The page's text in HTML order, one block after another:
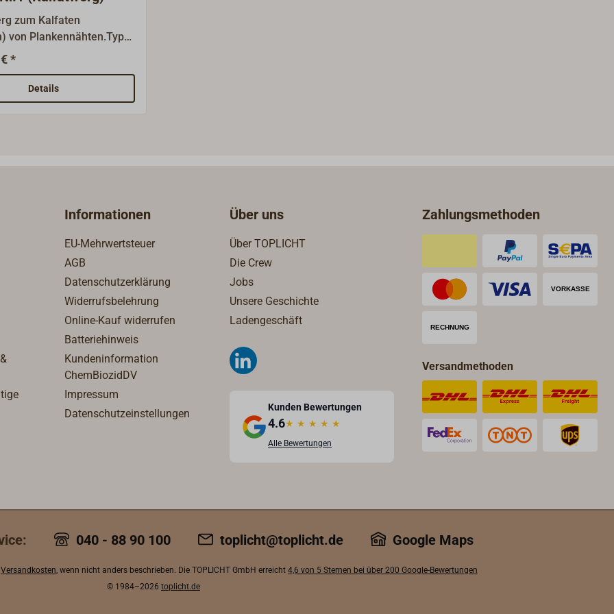
zum Kalfaten
von Plankennähten.Typ
No. 1, geteert. Helles,
langfaseriges
(Kalfat) aus reiner, fein
Hanffaser. Mit
Spenderdose,1 kg-
kg-Jutesack mit 6
*
Details
Informationen
EU-Mehrwertsteuer
AGB
Datenschutzerklärung
Widerrufsbelehrung
Online-Kauf widerrufen
Batteriehinweis
Kundeninformation
ChemBiozidDV
Impressum
Datenschutzeinstellungen
Über uns
Über TOPLICHT
Die Crew
Jobs
Unsere Geschichte
Ladengeschäft
Kunden Bewertungen
4.6★ ★ ★ ★ ★
Alle Bewertungen
Zahlungsmethoden
Versandmethoden
040 - 88 90 100 toplicht@toplicht.de Google Maps
Versandkosten, wenn nicht anders beschrieben. Die TOPLICHT GmbH erreicht 4,6 von 5 Sternen bei über 200 Google-Bewertungen
© 1984–2026 toplicht.de